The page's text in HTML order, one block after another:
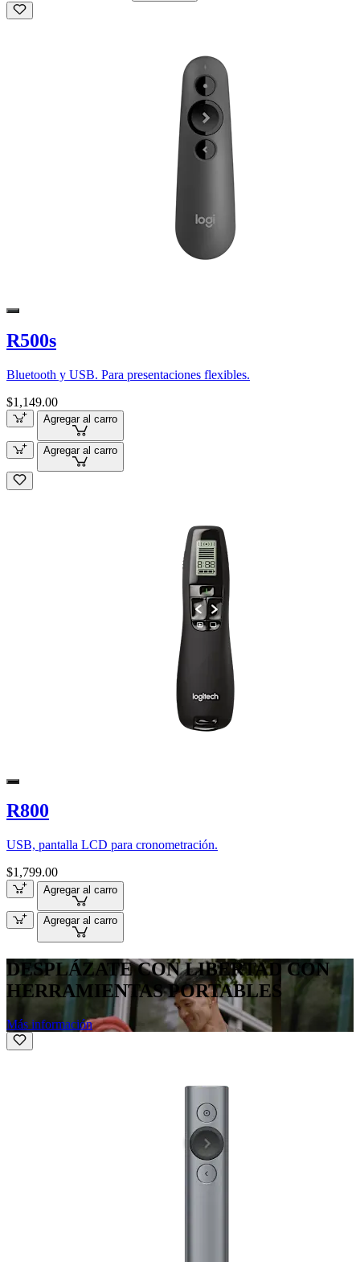
R500s
Bluetooth y USB. Para presentaciones flexibles.
$1,149.00
Agregar al carro
Agregar al carro
R800
USB, pantalla LCD para cronometración.
$1,799.00
Agregar al carro
Agregar al carro
DESPLÁZATE CON LIBERTAD CON
HERRAMIENTAS PORTABLES
Más información